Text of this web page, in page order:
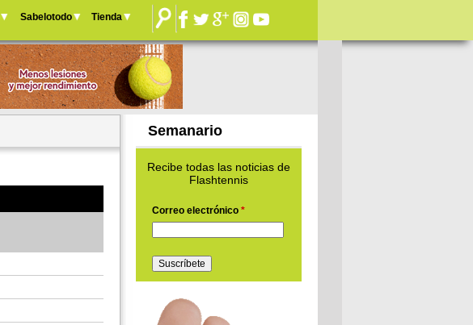
Sabelotodo Tienda
Semanario
Recibe todas las noticias de
Flashtennis
Correo electrónico *